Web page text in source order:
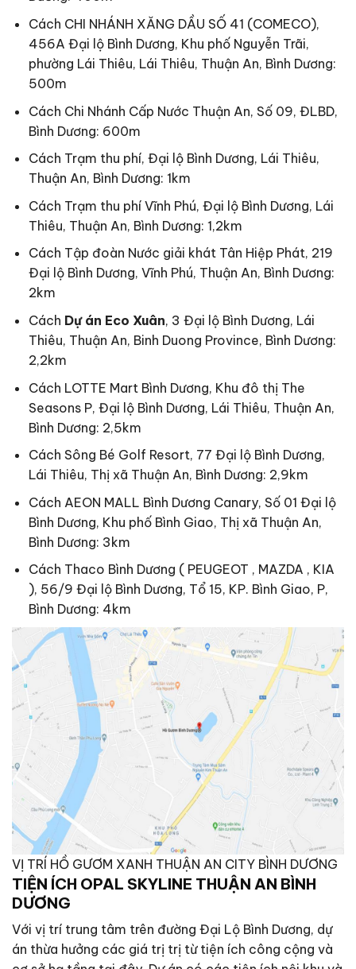
Cách CHI NHÁNH XĂNG DẦU SỐ 41 (COMECO),
456A Đại lộ Bình Dương, Khu phố Nguyễn Trãi,
phường Lái Thiêu, Lái Thiêu, Thuận An, Bình Dương:
500m
Cách Chi Nhánh Cấp Nước Thuận An, Số 09, ĐLBD,
Bình Dương: 600m
Cách Trạm thu phí, Đại lộ Bình Dương, Lái Thiêu,
Thuận An, Bình Dương: 1km
Cách Trạm thu phí Vĩnh Phú, Đại lộ Bình Dương, Lái
Thiêu, Thuận An, Bình Dương: 1,2km
Cách Tập đoàn Nước giải khát Tân Hiệp Phát, 219
Đại lộ Bình Dương, Vĩnh Phú, Thuận An, Bình Dương:
2km
Cách Dự án Eco Xuân, 3 Đại lộ Bình Dương, Lái
Thiêu, Thuận An, Binh Duong Province, Bình Dương:
2,2km
Cách LOTTE Mart Bình Dương, Khu đô thị The
Seasons P, Đại lộ Bình Dương, Lái Thiêu, Thuận An,
Bình Dương: 2,5km
Cách Sông Bé Golf Resort, 77 Đại lộ Bình Dương,
Lái Thiêu, Thị xã Thuận An, Bình Dương: 2,9km
Cách AEON MALL Bình Dương Canary, Số 01 Đại lộ
Bình Dương, Khu phố Bình Giao, Thị xã Thuận An,
Bình Dương: 3km
Cách Thaco Bình Dương ( PEUGEOT , MAZDA , KIA
), 56/9 Đại lộ Bình Dương, Tổ 15, KP. Bình Giao, P,
Bình Dương: 4km
VỊ TRÍ HỒ GƯƠM XANH THUẬN AN CITY BÌNH DƯƠNG
TIỆN ÍCH OPAL SKYLINE THUẬN AN BÌNH
DƯƠNG
Với vị trí trung tâm trên đường Đại Lộ Bình Dương, dự
án thừa hưởng các giá trị trị từ tiện ích công cộng và